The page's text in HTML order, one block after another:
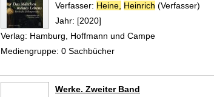
Verfasser: Heine, Heinrich (Verfasser)
Jahr: [2020]
Verlag: Hamburg, Hoffmann und Campe
Mediengruppe: 0 Sachbücher
Werke. Zweiter Band